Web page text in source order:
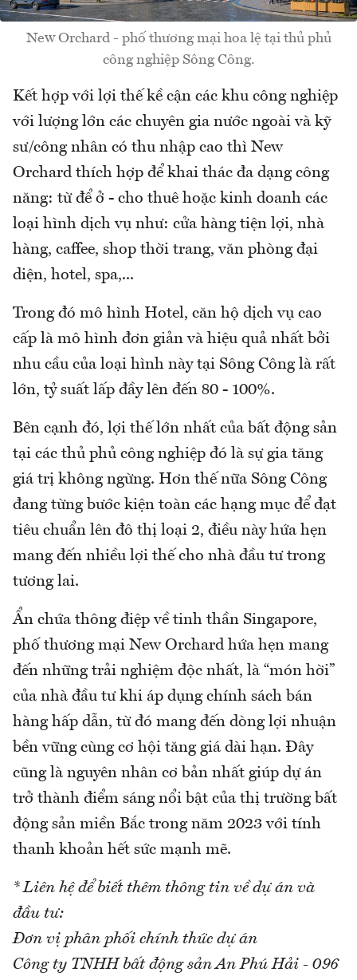
New Orchard - phố thương mại hoa lệ tại thủ phủ
công nghiệp Sông Công.
Kết hợp với lợi thế kề cận các khu công nghiệp
với lượng lớn các chuyên gia nước ngoài và kỹ
sư/công nhân có thu nhập cao thì New
Orchard thích hợp để khai thác đa dạng công
năng: từ để ở - cho thuê hoặc kinh doanh các
loại hình dịch vụ như: cửa hàng tiện lợi, nhà
hàng, caffee, shop thời trang, văn phòng đại
diện, hotel, spa,...
Trong đó mô hình Hotel, căn hộ dịch vụ cao
cấp là mô hình đơn giản và hiệu quả nhất bởi
nhu cầu của loại hình này tại Sông Công là rất
lớn, tỷ suất lấp đầy lên đến 80 - 100%.
Bên cạnh đó, lợi thế lớn nhất của bất động sản
tại các thủ phủ công nghiệp đó là sự gia tăng
giá trị không ngừng. Hơn thế nữa Sông Công
đang từng bước kiện toàn các hạng mục để đạt
tiêu chuẩn lên đô thị loại 2, điều này hứa hẹn
mang đến nhiều lợi thế cho nhà đầu tư trong
tương lai.
Ẩn chứa thông điệp về tinh thần Singapore,
phố thương mại New Orchard hứa hẹn mang
đến những trải nghiệm độc nhất, là “món hời”
của nhà đầu tư khi áp dụng chính sách bán
hàng hấp dẫn, từ đó mang đến dòng lợi nhuận
bền vững cùng cơ hội tăng giá dài hạn. Đây
cũng là nguyên nhân cơ bản nhất giúp dự án
trở thành điểm sáng nổi bật của thị trường bất
động sản miền Bắc trong năm 2023 với tính
thanh khoản hết sức mạnh mẽ.
* Liên hệ để biết thêm thông tin về dự án và
đầu tư:
Đơn vị phân phối chính thức dự án
Công ty TNHH bất động sản An Phú Hải - 096